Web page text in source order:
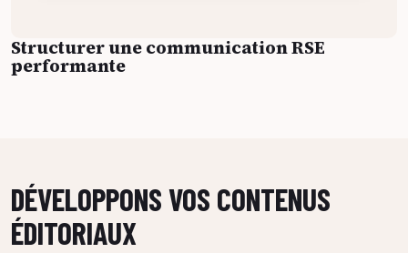
Structurer une communication RSE
performante
DÉVELOPPONS VOS CONTENUS
ÉDITORIAUX